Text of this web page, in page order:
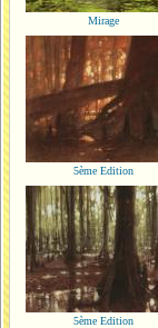
Mirage
5ème Edition
5ème Edition